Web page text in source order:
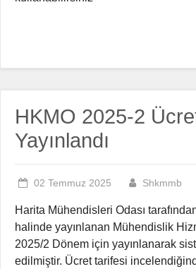
HKMO 2025-2
Yayınlandı
02 Temmuz 2025 Shkmmb
Harita Mühendisleri Odası
halinde yayınlanan Mühendislik
2025/2 Dönem için yayınlanarak
edilmiştir. Ücret tarifesi